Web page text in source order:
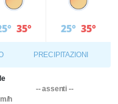
35° 25° 35°
PRECIPITAZIONI
h
-- assenti --